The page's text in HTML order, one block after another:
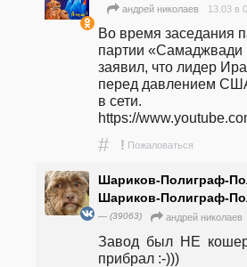
андpeй николаев 13.03 в
Во время заседания
партии «Самаджвади
заявил, что лидер
перед давлением
в сети.
https://
# ! Пожаловаться
Шариков-Полиграф-
Шариков-Полиграф-
— (39063) андpeй николаев
Завод  был  НЕ
прибрал :-)))